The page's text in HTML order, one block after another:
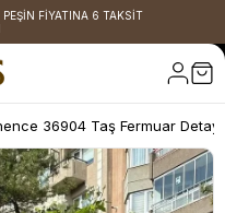
FİYATINA 6 TAKSİT
36904 Taş Fermuar